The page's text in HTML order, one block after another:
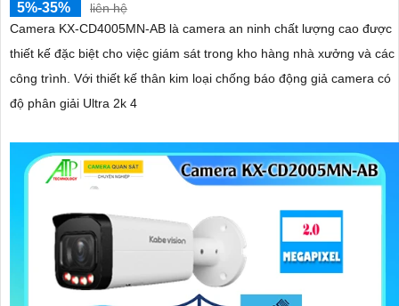
5%-35%
liên hệ
Camera KX-CD4005MN-AB là camera an ninh chất lượng cao được
thiết kế đặc biệt cho việc giám sát trong kho hàng nhà xưởng và các
công trình. Với thiết kế thân kim loại chống báo động giả camera có
độ phân giải Ultra 2k 4